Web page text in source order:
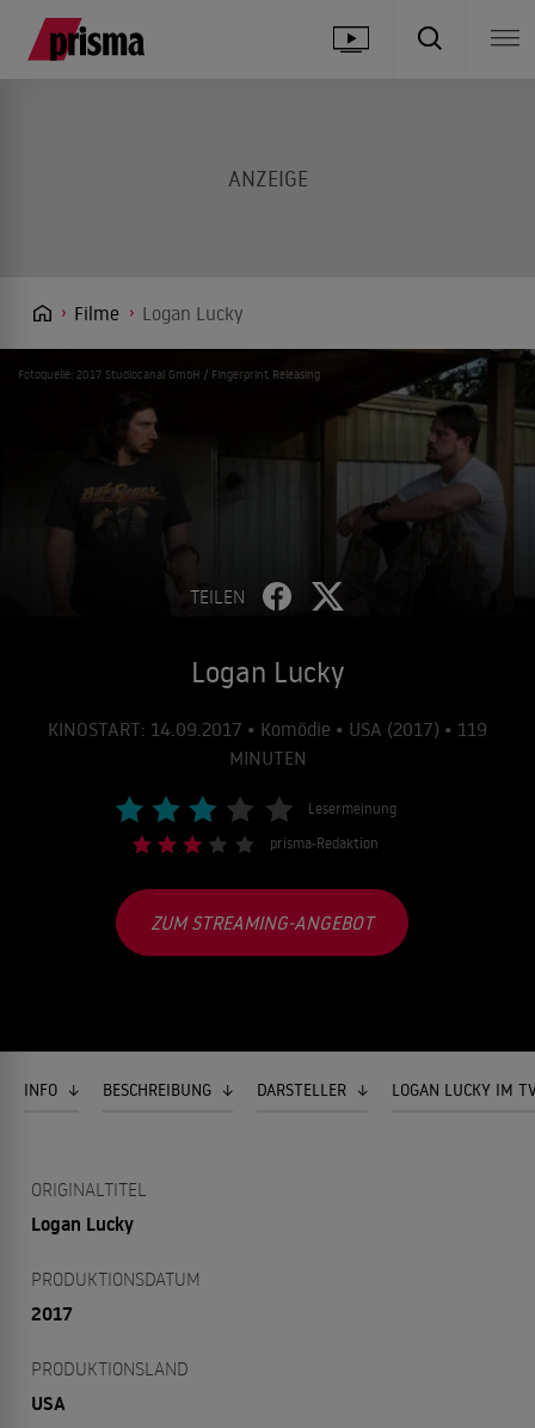
Filme Logan Lucky
Fotoquelle: 2017 Studiocanal GmbH / Fingerprint Releasing
TEILEN
Logan Lucky
KINOSTART: 14.09.2017 • Komödie • USA (2017) • 119
MINUTEN
Lesermeinung
prisma-Redaktion
ZUM STREAMING-ANGEBOT
INFO BESCHREIBUNG DARSTELLER LOGAN LUCKY IM
ORIGINALTITEL
Logan Lucky
PRODUKTIONSDATUM
2017
PRODUKTIONSLAND
USA